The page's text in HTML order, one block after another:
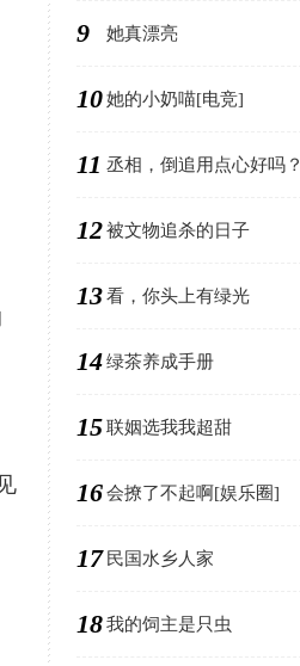
9 她真漂亮
10她的小奶喵[电竞]
11 丞相，倒追用点心好吗？
12被文物追杀的日子
13看，你头上有绿光
14绿茶养成手册
15联姻选我我超甜
16会撩了不起啊[娱乐圈]
17 民国水乡人家
18我的饲主是只虫